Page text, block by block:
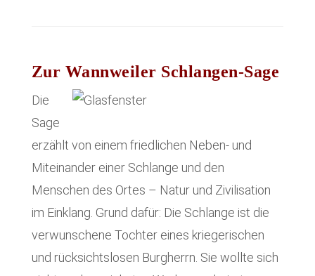
Zur Wannweiler Schlangen-Sage
Die
Sage
erzählt von einem friedlichen Neben- und
Miteinander einer Schlange und den
Menschen des Ortes – Natur und Zivilisation
im Einklang. Grund dafür: Die Schlange ist die
verwunschene Tochter eines kriegerischen
und rücksichtslosen Burgherrn. Sie wollte sich